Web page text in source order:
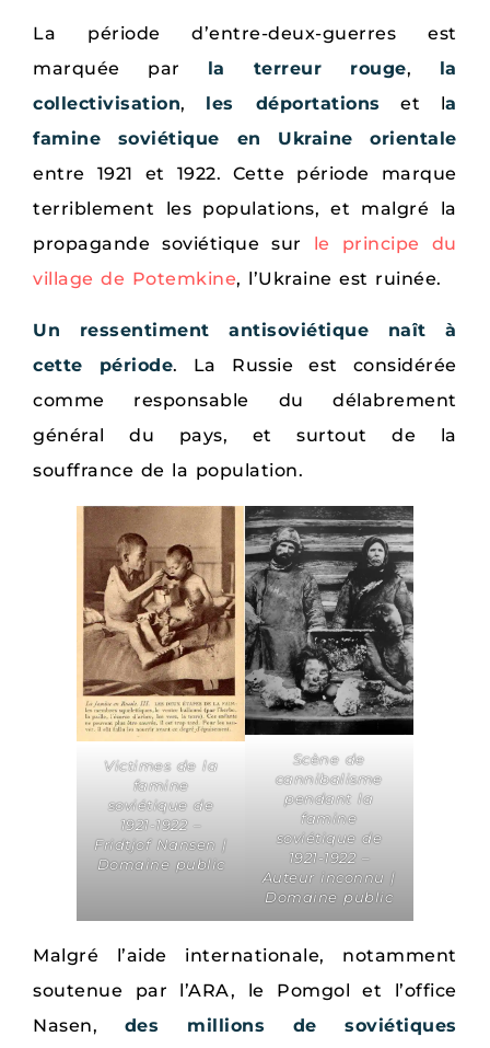
La période d’entre-deux-guerres est
marquée par la terreur rouge, la
collectivisation, les déportations et la
famine soviétique en Ukraine orientale
entre 1921 et 1922. Cette période marque
terriblement les populations, et malgré la
propagande soviétique sur
le principe du
village de Potemkine, l’Ukraine est ruinée.
Un ressentiment antisoviétique naît à
cette période. La Russie est considérée
comme responsable du délabrement
général du pays, et surtout de la
souffrance de la population.
Victimes de la
famine
soviétique de
1921-1922 –
Fridtjof Nansen |
Domaine public
Scène de
cannibalisme
pendant la
famine
soviétique de
1921-1922 –
Auteur inconnu |
Domaine public
Malgré l’aide internationale, notamment
soutenue par l’ARA, le Pomgol et l’office
Nasen, des millions de soviétiques